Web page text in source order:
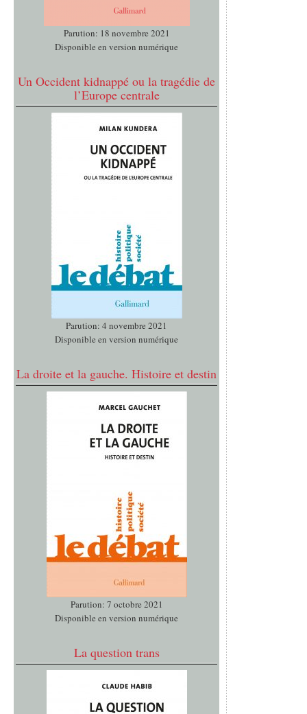
Parution: 18 novembre 2021
Disponible en version numérique
Un Occident kidnappé ou la tragédie de
l’Europe centrale
Parution: 4 novembre 2021
Disponible en version numérique
La droite et la gauche. Histoire et destin
Parution: 7 octobre 2021
Disponible en version numérique
La question trans